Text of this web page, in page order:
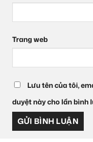
Trang web
Lưu tên của tôi,
duyệt này cho lần bình